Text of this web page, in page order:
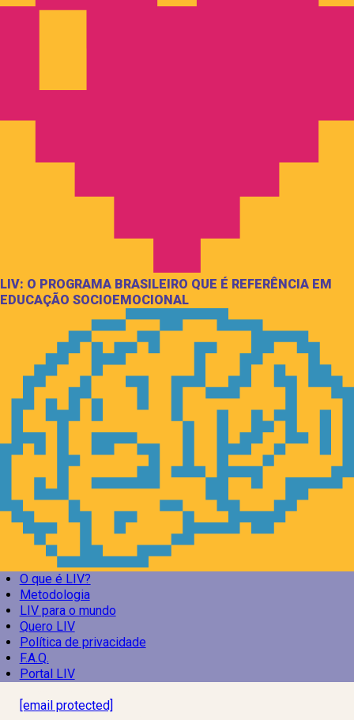
LIV: O PROGRAMA BRASILEIRO QUE É REFERÊNCIA EM
EDUCAÇÃO SOCIOEMOCIONAL
O que é LIV?
Metodologia
LIV para o mundo
Quero LIV
Política de privacidade
F.A.Q.
Portal LIV
[email protected]